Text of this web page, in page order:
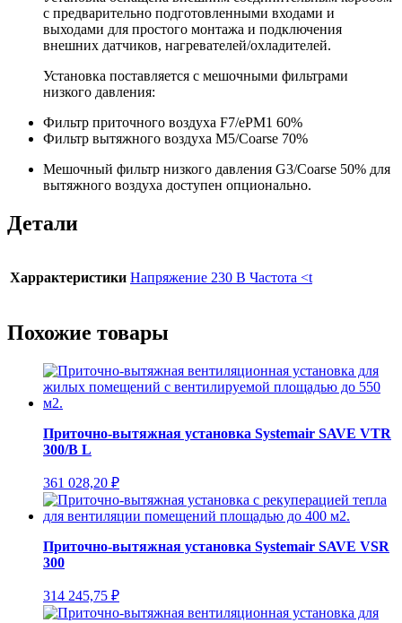
с предварительно подготовленными входами и
выходами для простого монтажа и подключения
внешних датчиков, нагревателей/охладителей.
Установка поставляется с мешочными фильтрами
низкого давления:
Фильтр приточного воздуха F7/ePM1 60%
Фильтр вытяжного воздуха M5/Coarse 70%
Мешочный фильтр низкого давления G3/Coarse 50% для
вытяжного воздуха доступен опционально.
Детали
Харрактеристики Напряжение 230 В Частота <t
Похожие товары
Приточно-вытяжная установка Systemair SAVE VTR
300/B L
361 028,20 ₽
Приточно-вытяжная установка Systemair SAVE VSR
300
314 245,75 ₽